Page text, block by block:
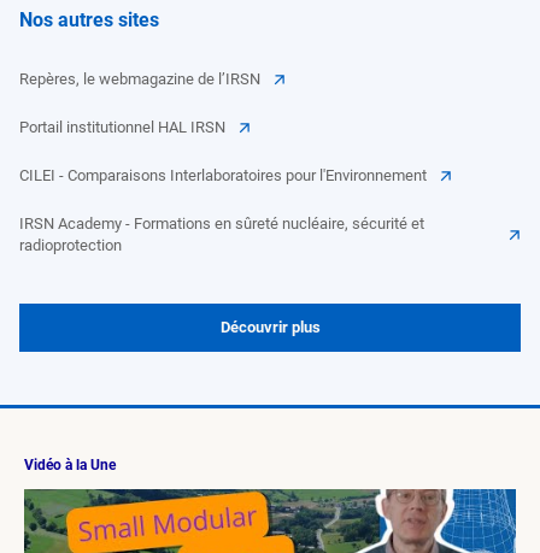
Nos autres sites
Repères, le webmagazine de l’IRSN
Portail institutionnel HAL IRSN
CILEI - Comparaisons Interlaboratoires pour l'Environnement
IRSN Academy - Formations en sûreté nucléaire, sécurité et
radioprotection
Découvrir plus
Vidéo à la Une